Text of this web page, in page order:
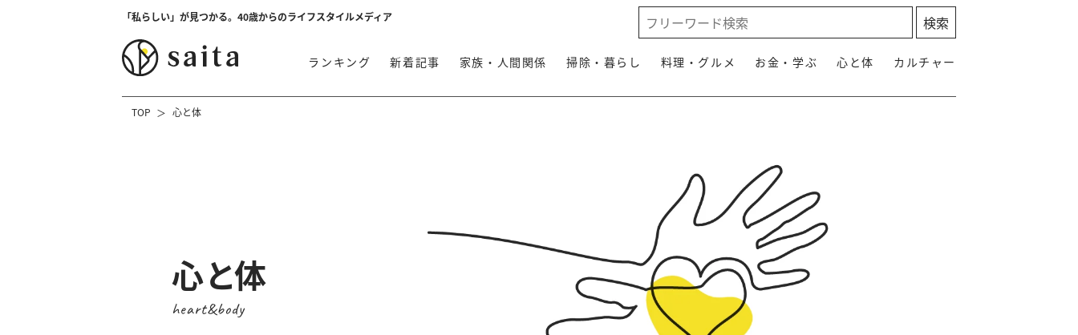
「私らしい」が見つかる。40歳からのライフスタイルメディア
ランキング 新着記事 家族・人間関係 掃除・暮らし 料理・グルメ お金・学ぶ 心と体 カルチャー
TOP 心と体
心と体
heart&body